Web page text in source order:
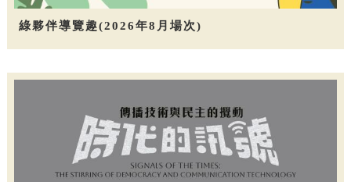
綠夥伴導覽趣(2026年8月場次)